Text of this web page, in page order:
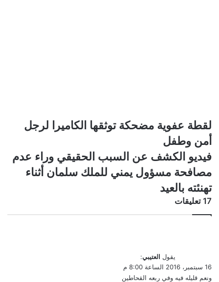
لقطة
عفوية
مضحكة
توثقها
الكاميرا
لرجل
وطفل
لقطة عفوية مضحكة توثقها الكاميرا لرجل
أمن وطفل
فيديو
الكشف
عن
السبب
الحقيقي
وراء
عدم
سلمان
أثناء
فيديو الكشف عن السبب الحقيقي وراء عدم
مصافحة مسؤول يمني للملك سلمان أثناء
تهنئته بالعيد
‫17 تعليقات
يقول العتيبي:
16 سبتمبر، 2016 الساعة 8:00 م
ونعم قليله فيه وفي ربعه القحاطين